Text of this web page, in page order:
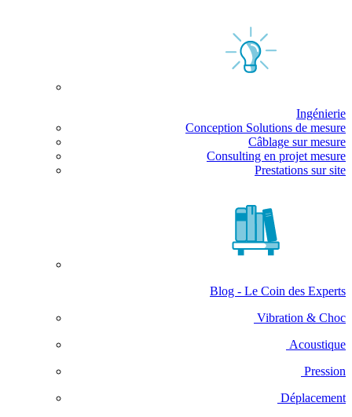
Ingénierie
Conception Solutions de mesure
Câblage sur mesure
Consulting en projet mesure
Prestations sur site
Blog - Le Coin des Experts
Vibration & Choc
Acoustique
Pression
Déplacement